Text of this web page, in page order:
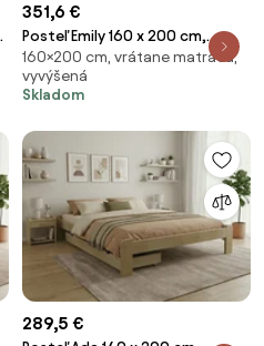
351,6 €
Posteľ Emily 160 x 200 cm,
borovica Rošt: S latkovým
roštom, Matrac: Matrac
SOMMERA 18 cm
160×200 cm, vrátane matraca,
vyvýšená
Skladom
289,5 €